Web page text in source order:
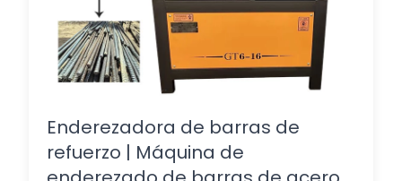
Enderezadora de barras de
refuerzo | Máquina de